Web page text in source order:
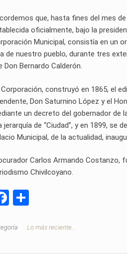
que, hasta fines del mes
oficialmente, bajo la
Municipal, consistía en un
de nuestro pueblo, durante tres
Don Bernardo Calderón.
construyó en 1865, el
Don Saturnino López y el
un decreto del gobernador de
jerarquía de “Ciudad”, y en 1899,
Municipal, de la actualidad,
Carlos Armando Costanzo,
Chivilcoyano.
F
ce
m
Lo más reciente...